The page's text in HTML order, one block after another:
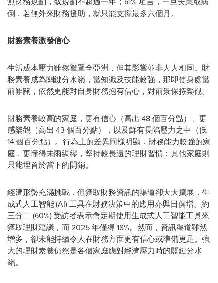
倒，若無外來財務援助，就只能支撐最多六個月。
財務素養激發信心
生活成本壓力雖然籠罩全亞洲，但其影響並非人人相同。財
務素養成為關鍵分水嶺，當知識及技能較強，那即使身處當
前難關，依然更能對自身財務抱有信心，對前景保持樂觀。
財務素養較高的家庭，更有信心（高出 48 個百分點）、更
感樂觀（高出 43 個百分點），以及鮮有長陷壓力之中（低
14 個百分點）。行為上的差異同樣明顯：財務能力較強的家
庭，更懂得未雨綢繆，堅持較長遠的理財習慣；其他家庭則
只能埋首於當下的開銷。
經濟形勢充滿挑戰，但獲取財務資訊的渠道卻大大擴展，生
成式人工智能 (AI) 工具在財務決策中的應用亦與日俱增。約
三分二 (60%) 受訪者表示會定期使用生成式人工智能工具來
獲取理財建議，而 2025 年僅得 18%。然而，資訊渠道雖然
增多，卻未能持續令人在財務方面更有信心或準備更足。強
大的理財素養仍然是各個家庭應對經濟壓力時的關鍵分水
嶺。